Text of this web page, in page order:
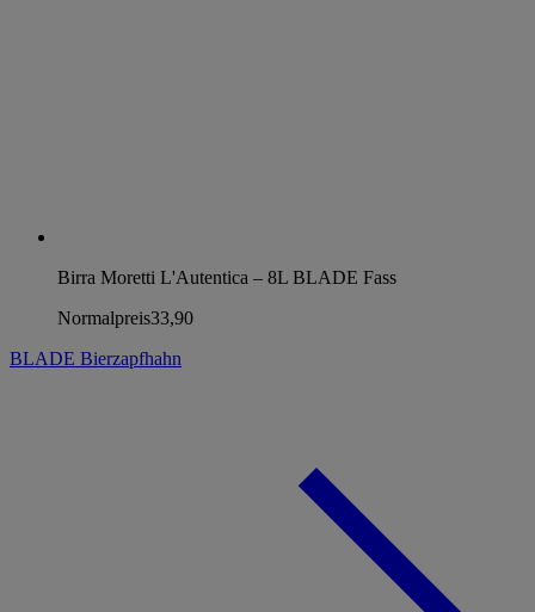
Birra Moretti L'Autentica – 8L BLADE Fass
Normalpreis33,90
BLADE Bierzapfhahn